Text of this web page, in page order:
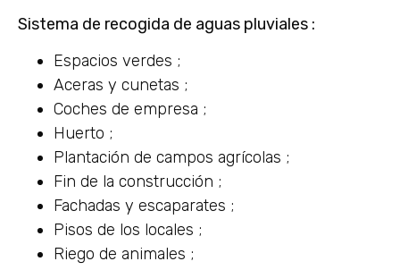
Sistema de recogida de aguas pluviales :
Espacios verdes ;
Aceras y cunetas ;
Coches de empresa ;
Huerto ;
Plantación de campos agrícolas ;
Fin de la construcción ;
Fachadas y escaparates ;
Pisos de los locales ;
Riego de animales ;